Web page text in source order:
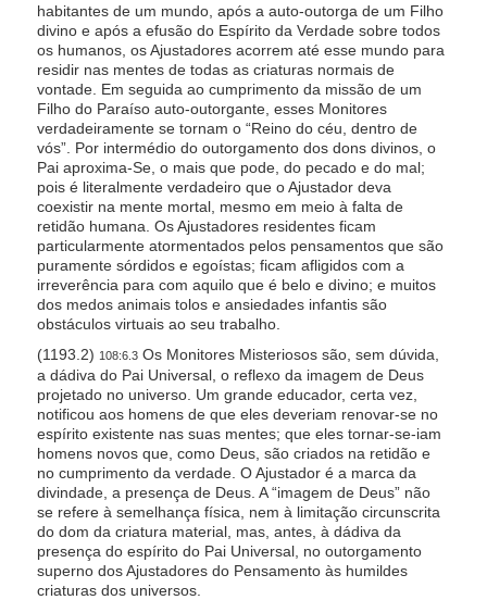
habitantes de um mundo, após a auto-outorga de um Filho
divino e após a efusão do Espírito da Verdade sobre todos
os humanos, os Ajustadores acorrem até esse mundo para
residir nas mentes de todas as criaturas normais de
vontade. Em seguida ao cumprimento da missão de um
Filho do Paraíso auto-outorgante, esses Monitores
verdadeiramente se tornam o “Reino do céu, dentro de
vós”. Por intermédio do outorgamento dos dons divinos, o
Pai aproxima-Se, o mais que pode, do pecado e do mal;
pois é literalmente verdadeiro que o Ajustador deva
coexistir na mente mortal, mesmo em meio à falta de
retidão humana. Os Ajustadores residentes ficam
particularmente atormentados pelos pensamentos que são
puramente sórdidos e egoístas; ficam afligidos com a
irreverência para com aquilo que é belo e divino; e muitos
dos medos animais tolos e ansiedades infantis são
obstáculos virtuais ao seu trabalho.
(1193.2) 108:6.3Os Monitores Misteriosos são, sem dúvida,
a dádiva do Pai Universal, o reflexo da imagem de Deus
projetado no universo. Um grande educador, certa vez,
notificou aos homens de que eles deveriam renovar-se no
espírito existente nas suas mentes; que eles tornar-se-iam
homens novos que, como Deus, são criados na retidão e
no cumprimento da verdade. O Ajustador é a marca da
divindade, a presença de Deus. A “imagem de Deus” não
se refere à semelhança física, nem à limitação circunscrita
do dom da criatura material, mas, antes, à dádiva da
presença do espírito do Pai Universal, no outorgamento
superno dos Ajustadores do Pensamento às humildes
criaturas dos universos.